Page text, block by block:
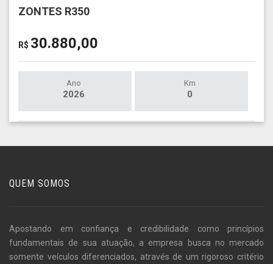
ZONTES R350
R$ 30.880,00
Ano
2026
Km
0
QUEM SOMOS
Apostando em confiança e credibilidade como princípios
fundamentais de sua atuação, a empresa busca no mercado
somente veículos diferenciados, através de um rigoroso critério